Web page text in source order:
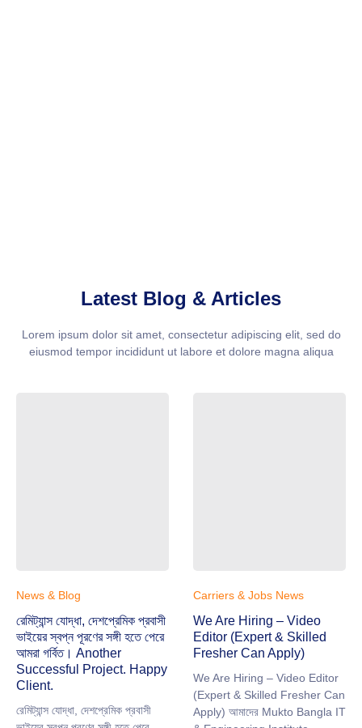
Latest Blog & Articles
Lorem ipsum dolor sit amet, consectetur adipiscing elit, sed do
eiusmod tempor incididunt ut labore et dolore magna aliqua
News & Blog
রেমিট্যান্স যোদ্ধা, দেশপ্রেমিক প্রবাসী
ভাইয়ের স্বপ্ন পূরণের সঙ্গী হতে পেরে
আমরা গর্বিত। ‎Another
Successful Project. Happy
Client.
রেমিট্যান্স যোদ্ধা, দেশপ্রেমিক প্রবাসী
Carriers & Jobs News
We Are Hiring – Video
Editor (Expert & Skilled
Fresher Can Apply)
We Are Hiring – Video Editor
(Expert & Skilled Fresher Can
Apply) আমাদের Mukto Bangla IT